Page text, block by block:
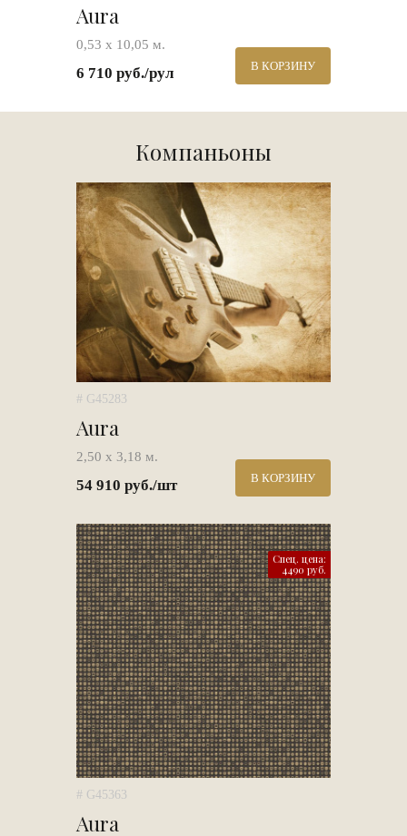
Aura
0,53 х 10,05 м.
6 710 руб./рул В КОРЗИНУ
Компаньоны
# G45283
Aura
2,50 х 3,18 м.
54 910 руб./шт В КОРЗИНУ
Спец. цена:
4490 руб.
# G45363
Aura